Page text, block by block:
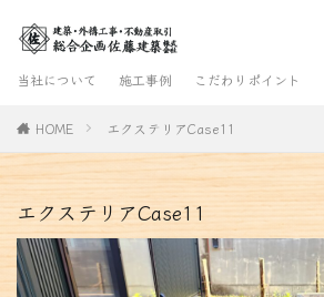
当社について 施工事例 こだわりポイント
HOME エクステリアCase11
エクステリアCase11